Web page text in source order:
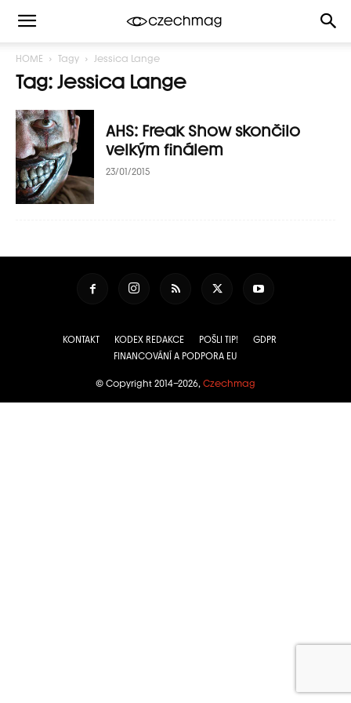
HOME Tagy Jessica Lange
Tag: Jessica Lange
AHS: Freak Show skončilo
velkým finálem
23/01/2015
KONTAKT KODEX REDAKCE POŠLI TIP!
GDPR
FINANCOVÁNÍ A PODPORA EU
© Copyright 2014–2026, Czechmag